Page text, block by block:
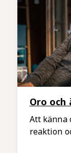
Oro och
Att känna
reaktion